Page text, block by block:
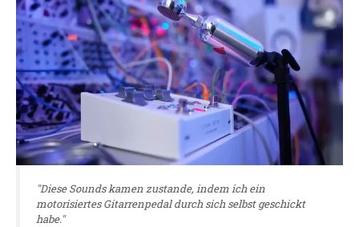
"Diese Sounds kamen zustande, indem ich ein
motorisiertes Gitarrenpedal durch sich selbst geschickt
habe."